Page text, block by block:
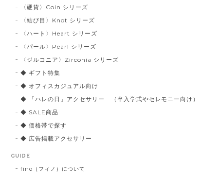
〈硬貨〉Coin シリーズ
〈結び目〉Knot シリーズ
〈ハート〉Heart シリーズ
〈パール〉Pearl シリーズ
〈ジルコニア〉Zirconia シリーズ
◆ ギフト特集
◆ オフィスカジュアル向け
◆ 「ハレの日」アクセサリー （卒入学式やセレモニー向け）
◆ SALE商品
◆ 価格帯で探す
◆ 広告掲載アクセサリー
GUIDE
fino（フィノ）について